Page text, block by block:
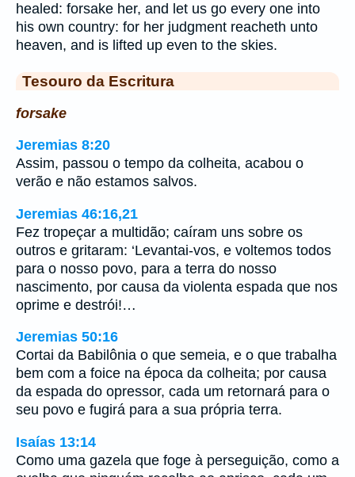
healed: forsake her, and let us go every one into
his own country: for her judgment reacheth unto
heaven, and is lifted up even to the skies.
Tesouro da Escritura
forsake
Jeremias 8:20
Assim, passou o tempo da colheita, acabou o
verão e não estamos salvos.
Jeremias 46:16,21
Fez tropeçar a multidão; caíram uns sobre os
outros e gritaram: ‘Levantai-vos, e voltemos todos
para o nosso povo, para a terra do nosso
nascimento, por causa da violenta espada que nos
oprime e destrói!…
Jeremias 50:16
Cortai da Babilônia o que semeia, e o que trabalha
bem com a foice na época da colheita; por causa
da espada do opressor, cada um retornará para o
seu povo e fugirá para a sua própria terra.
Isaías 13:14
Como uma gazela que foge à perseguição, como a